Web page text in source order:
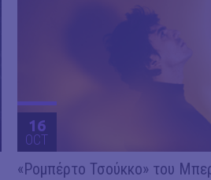
16
OCT
«Ρομπέρτο Τσούκκο» του